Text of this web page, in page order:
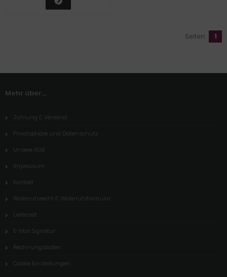
Seiten: 1
Mehr über...
Zahlung & Versand
Privatsphäre und Datenschutz
Unsere AGB
Impressum
Kontakt
Widerrufsrecht & Widerrufsformular
Lieferzeit
E-Mail Signatur
Rechnungsdaten
Cookie Einstellungen